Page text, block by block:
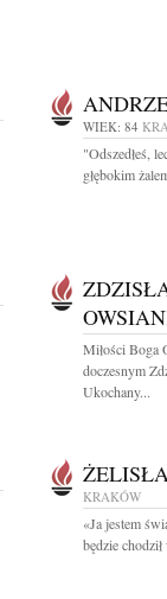
WIEK: 84
"Odszedłeś,
głębokim
Miłości Boga
doczesnym
Ukochany...
KRAKÓW
«Ja jestem
będzie